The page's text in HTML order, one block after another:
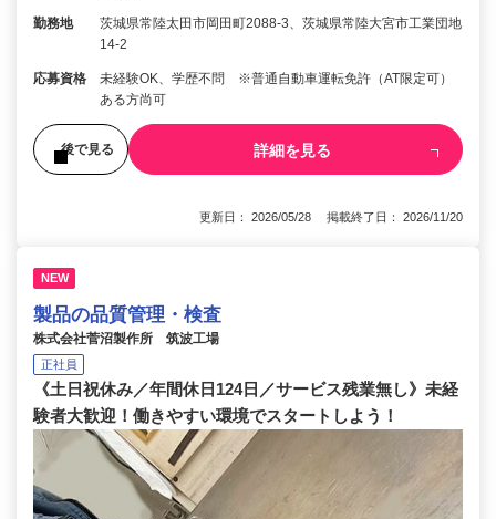
勤務地
茨城県常陸太田市岡田町2088-3、茨城県常陸大宮市工業団地
14-2
応募資格
未経験OK、学歴不問 ※普通自動車運転免許（AT限定可）
ある方尚可
後で見る 詳細を見る
更新日： 2026/05/28 掲載終了日： 2026/11/20
NEW
製品の品質管理・検査
株式会社菅沼製作所 筑波工場
正社員
《土日祝休み／年間休日124日／サービス残業無し》未経
験者大歓迎！働きやすい環境でスタートしよう！